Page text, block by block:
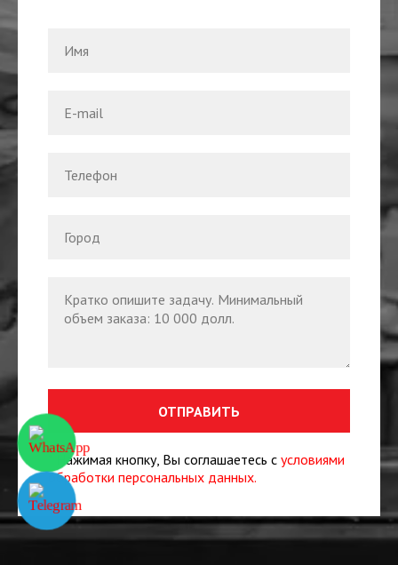
ОТПРАВИТЬ
* Нажимая кнопку, Вы соглашаетесь с условиями
обработки персональных данных.